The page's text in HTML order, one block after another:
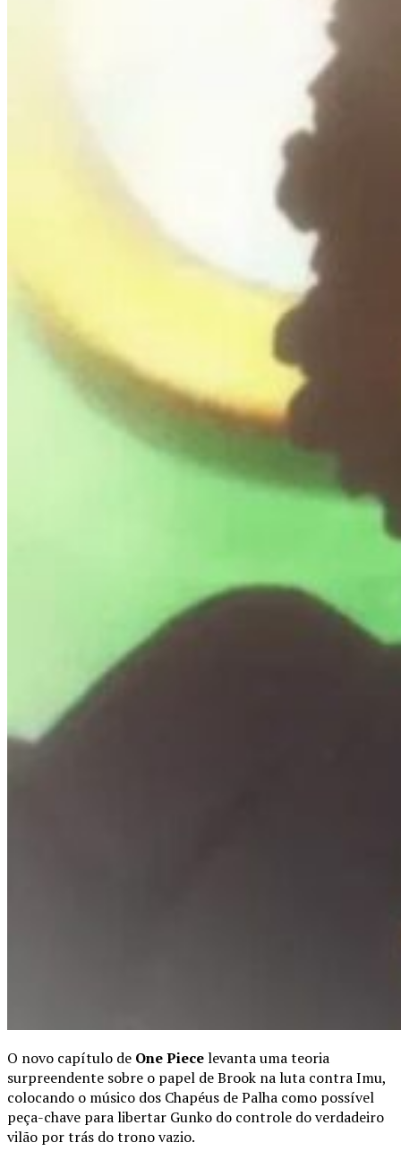
O novo capítulo de One Piecelevanta uma teoria
surpreendente sobre o papel de Brook na luta contra Imu,
colocando o músico dos Chapéus de Palha como possível
peça-chave para libertar Gunko do controle do verdadeiro
vilão por trás do trono vazio.